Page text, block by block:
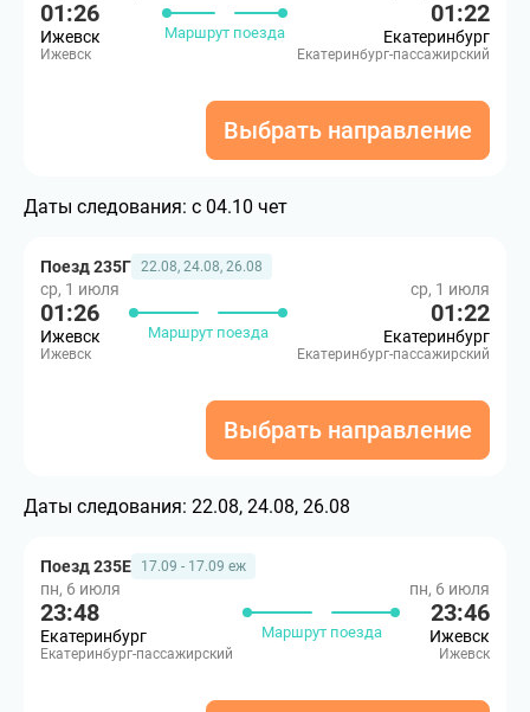
01:26
Ижевск
Ижевск
Маршрут поезда
01:22
Екатеринбург
Екатеринбург-пассажирский
Выбрать направление
Даты следования: с 04.10 чет
Поезд 235Г 22.08, 24.08, 26.08
ср, 1 июля
01:26
Ижевск
Ижевск
Маршрут поезда
ср, 1 июля
01:22
Екатеринбург
Екатеринбург-пассажирский
Выбрать направление
Даты следования: 22.08, 24.08, 26.08
Поезд 235Е 17.09 - 17.09 еж
пн, 6 июля
23:48
Екатеринбург
Екатеринбург-пассажирский
Маршрут поезда
пн, 6 июля
23:46
Ижевск
Ижевск